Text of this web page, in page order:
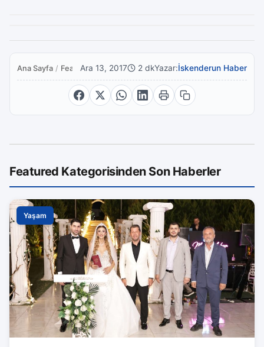
Ana Sayfa / FeaturedAra 13, 2017 2 dkYazar:İskenderun Haber
Featured Kategorisinden Son Haberler
Yaşam